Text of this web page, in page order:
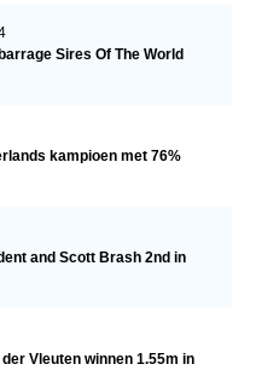
Sires Of The World
kampioen met 76%
and Scott Brash 2nd in
Vleuten winnen 1.55m in